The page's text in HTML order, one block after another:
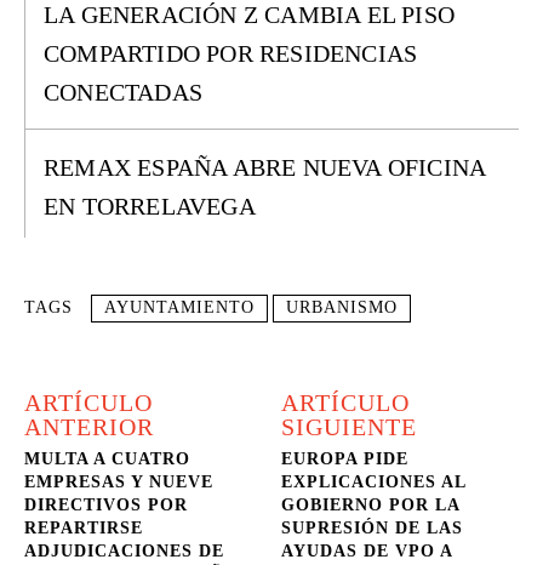
LA GENERACIÓN Z CAMBIA EL PISO
COMPARTIDO POR RESIDENCIAS
CONECTADAS
REMAX ESPAÑA ABRE NUEVA OFICINA
EN TORRELAVEGA
TAGS AYUNTAMIENTO URBANISMO
ARTÍCULO
ANTERIOR
MULTA A CUATRO
EMPRESAS Y NUEVE
DIRECTIVOS POR
REPARTIRSE
ADJUDICACIONES DE
ARTÍCULO
SIGUIENTE
EUROPA PIDE
EXPLICACIONES AL
GOBIERNO POR LA
SUPRESIÓN DE LAS
AYUDAS DE VPO A